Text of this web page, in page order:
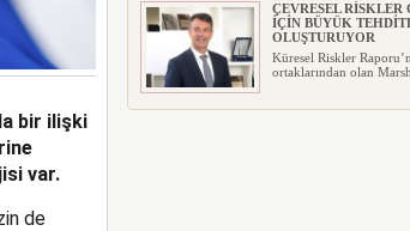
bir ilişki
var.
de
ÇEVRESEL RİSKLER
İÇİN BÜYÜK
OLUŞTURUYOR
Küresel Riskler
ortaklarından olan
TESİS YÖNETİM